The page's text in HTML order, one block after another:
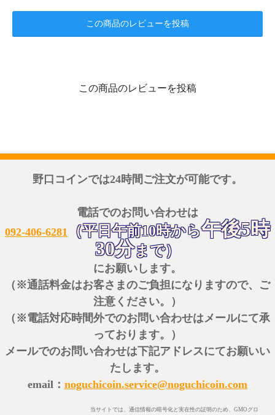
この商品のレビューを投稿
この商品のレビューを投稿
野口コインでは24時間ご注文が可能です。
電話でのお問い合わせは
092-406-6281
（平日午前10時から午後5時
30分まで）
にお願いします。
（※通話料金はお客さまのご負担になりますので、ご
注意ください。）
（※電話対応時間外でのお問い合わせはメールにて承
っております。）
メールでのお問い合わせは下記アドレスにてお願いい
たします。
email： noguchicoin.service@noguchicoin.com
当サイトでは、通信情報の暗号化と実在性の証明のため、GMOグロ